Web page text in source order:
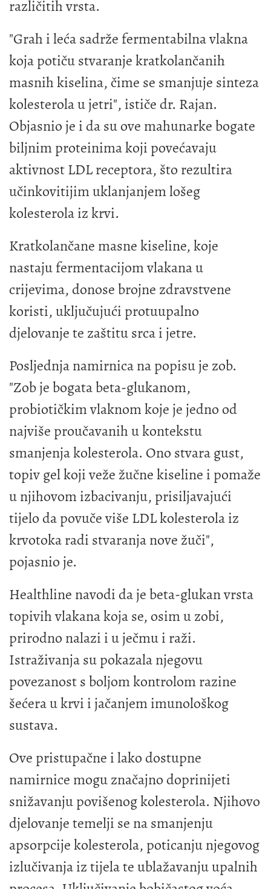
različitih vrsta.
"Grah i leća sadrže fermentabilna vlakna
koja potiču stvaranje kratkolančanih
masnih kiselina, čime se smanjuje sinteza
kolesterola u jetri", ističe dr. Rajan.
Objasnio je i da su ove mahunarke bogate
biljnim proteinima koji povećavaju
aktivnost LDL receptora, što rezultira
učinkovitijim uklanjanjem lošeg
kolesterola iz krvi.
Kratkolančane masne kiseline, koje
nastaju fermentacijom vlakana u
crijevima, donose brojne zdravstvene
koristi, uključujući protuupalno
djelovanje te zaštitu srca i jetre.
Posljednja namirnica na popisu je zob.
"Zob je bogata beta-glukanom,
probiotičkim vlaknom koje je jedno od
najviše proučavanih u kontekstu
smanjenja kolesterola. Ono stvara gust,
topiv gel koji veže žučne kiseline i pomaže
u njihovom izbacivanju, prisiljavajući
tijelo da povuče više LDL kolesterola iz
krvotoka radi stvaranja nove žuči",
pojasnio je.
Healthline navodi da je beta-glukan vrsta
topivih vlakana koja se, osim u zobi,
prirodno nalazi i u ječmu i raži.
Istraživanja su pokazala njegovu
povezanost s boljom kontrolom razine
šećera u krvi i jačanjem imunološkog
sustava.
Ove pristupačne i lako dostupne
namirnice mogu značajno doprinijeti
snižavanju povišenog kolesterola. Njihovo
djelovanje temelji se na smanjenju
apsorpcije kolesterola, poticanju njegovog
izlučivanja iz tijela te ublažavanju upalnih